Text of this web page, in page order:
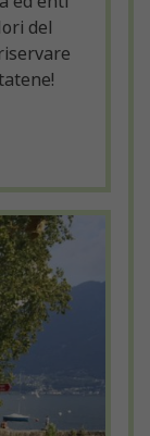
del